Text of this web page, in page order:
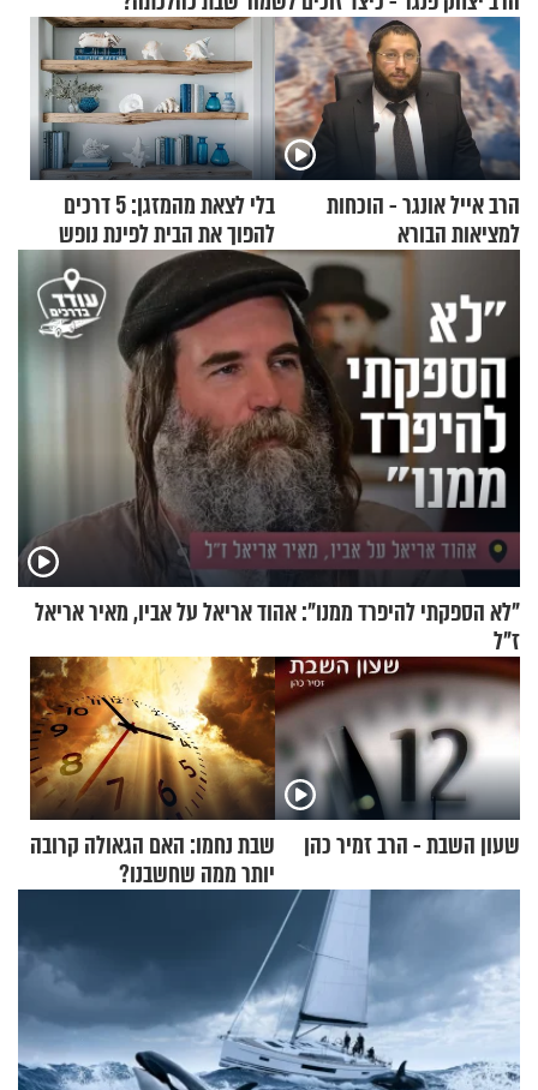
הרב אייל אונגר - הוכחות
למציאות הבורא
בלי לצאת מהמזגן: 5 דרכים
להפוך את הבית לפינת נופש
מעוצבת
"לא הספקתי להיפרד ממנו": אהוד אריאל על אביו, מאיר אריאל
ז"ל
שעון השבת - הרב זמיר כהן
שבת נחמו: האם הגאולה קרובה
יותר ממה שחשבנו?